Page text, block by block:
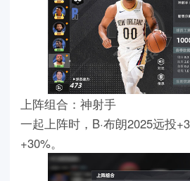
上阵组合：神射手
一起上阵时，B·布朗2025远投
+30%。